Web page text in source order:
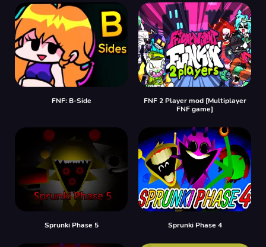
FNF: B-Side
FNF 2 Player mod [Multiplayer
FNF game]
Sprunki Phase 5 Sprunki Phase 4